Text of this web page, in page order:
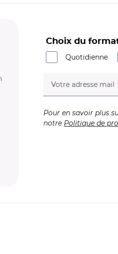
Choix du
Quotidienne
Votre adresse mail
Pour en savoir plus
notre Politique de